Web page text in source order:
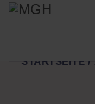
STARTSEITE